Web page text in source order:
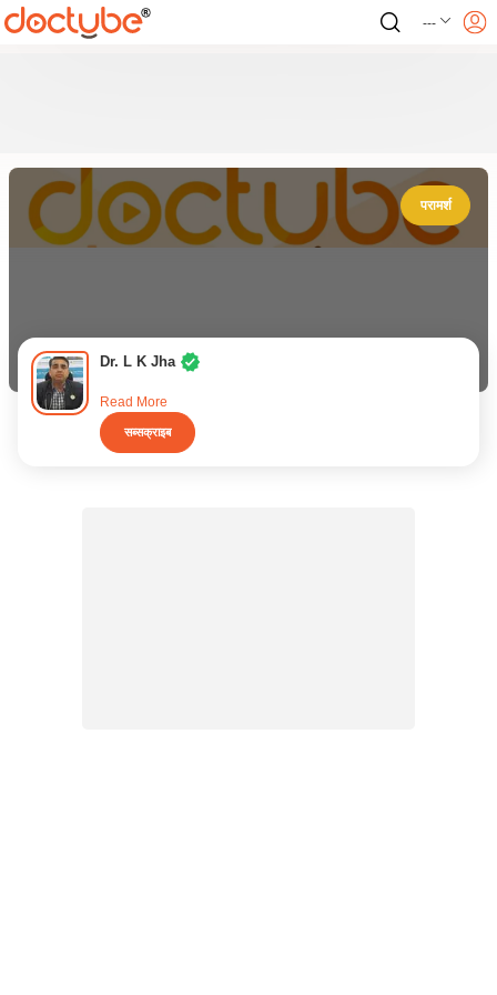
---
परामर्श
Dr. L K Jha
Read More
सब्सक्राइब